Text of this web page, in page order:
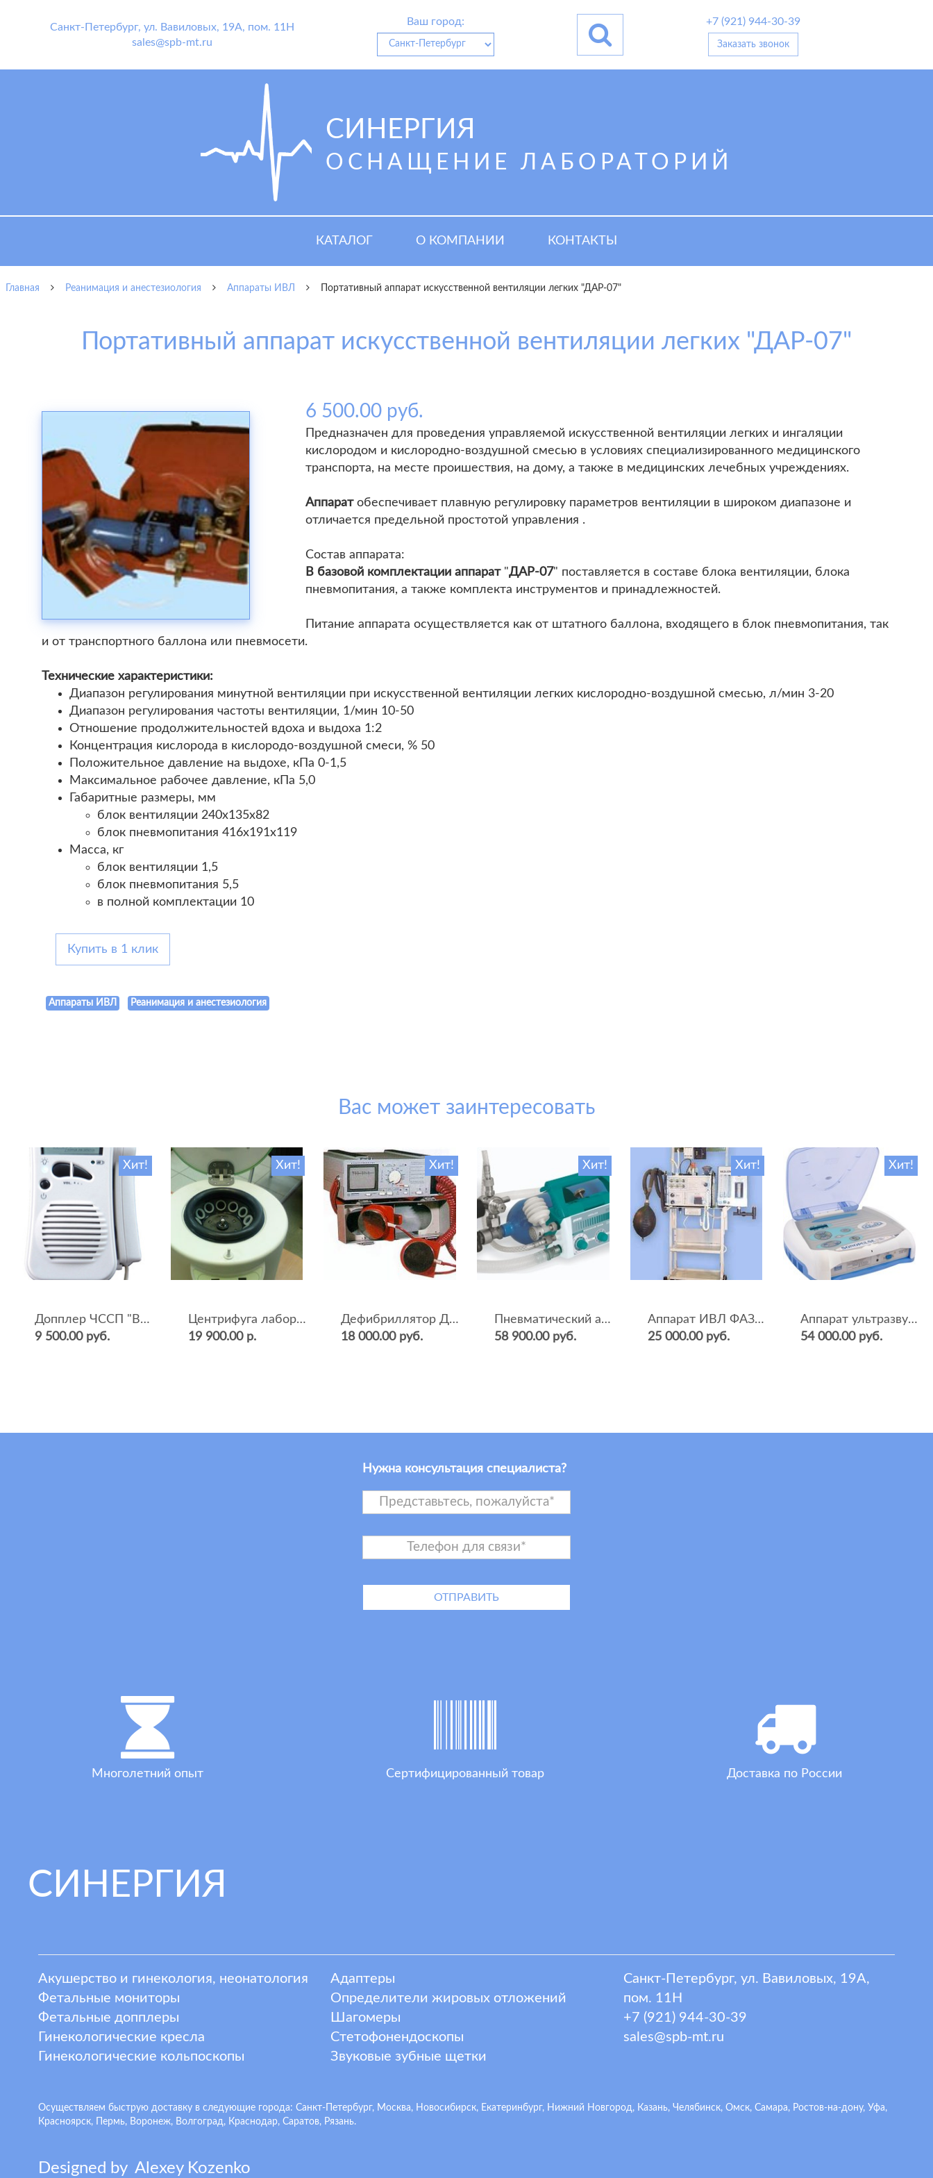
Санкт-Петербург, ул. Вавиловых, 19А, пом. 11Н
sales@spb-mt.ru
Ваш город: +7 (921) 944-30-39
Заказать звонок
СИНЕРГИЯ
ОСНАЩЕНИЕ ЛАБОРАТОРИЙ
КАТАЛОГ О КОМПАНИИ КОНТАКТЫ
Главная Реанимация и анестезиология Аппараты ИВЛ Портативный аппарат искусственной вентиляции легких "ДАР-07"
Портативный аппарат искусственной вентиляции легких "ДАР-07"
6 500.00 руб.
Предназначен для проведения управляемой искусственной вентиляции легких и ингаляции
кислородом и кислородно-воздушной смесью в условиях специализированного медицинского
транспорта, на месте проишествия, на дому, а также в медицинских лечебных учреждениях.
Аппаратобеспечивает плавную регулировку параметров вентиляции в широком диапазоне и
отличается предельной простотой управления .
Состав аппарата:
В базовой комплектации аппарат"ДАР-07" поставляется в составе блока вентиляции, блока
пневмопитания, а также комплекта инструментов и принадлежностей.
Питание аппарата осуществляется как от штатного баллона, входящего в блок пневмопитания, так
и от транспортного баллона или пневмосети.
Технические характеристики:
Диапазон регулирования минутной вентиляции при искусственной вентиляции легких кислородно-воздушной смесью, л/мин 3-20
Диапазон регулирования частоты вентиляции, 1/мин 10-50
Отношение продолжительностей вдоха и выдоха 1:2
Концентрация кислорода в кислородо-воздушной смеси, % 50
Положительное давление на выдохе, кПа 0-1,5
Максимальное рабочее давление, кПа 5,0
Габаритные размеры, мм
блок вентиляции 240х135х82
блок пневмопитания 416х191х119
Масса, кг
блок вентиляции 1,5
блок пневмопитания 5,5
в полной комплектации 10
Купить в 1 клик
Аппараты ИВЛ Реанимация и анестезиология
Вас может заинтересовать
Хит!
Допплер ЧССП "BF-500++" (фетальный, ультразвуковой)
9 500.00 руб.
Хит!
Центрифуга лабораторная СМ-12 (4000 об.мин, 12 пробирок)
19 900.00 р.
Хит!
Дефибриллятор ДКИ-Н-04
18 000.00 руб.
Хит!
Пневматический аппарат ИВЛ и оксигенотерапии портативный АИВЛп-2/20-«ТМТ»
58 900.00 руб.
Хит!
Аппарат ИВЛ ФАЗА-5НР
25 000.00 руб.
Хит!
Аппарат ультразвуковой терапии Sonopulse (мультичастотный 1 и 3 Мгц)
54 000.00 руб.
Нужна консультация специалиста?
Многолетний опыт Сертифицированный товар Доставка по России
СИНЕРГИЯ
Акушерство и гинекология, неонатология
Фетальные мониторы
Фетальные допплеры
Гинекологические кресла
Гинекологические кольпоскопы
Адаптеры
Определители жировых отложений
Шагомеры
Стетофонендоскопы
Звуковые зубные щетки
Санкт-Петербург, ул. Вавиловых, 19А,
пом. 11Н
+7 (921) 944-30-39
sales@spb-mt.ru
Осуществляем быструю доставку в следующие города: Санкт-Петербург, Москва, Новосибирск, Екатеринбург, Нижний Новгород, Казань, Челябинск, Омск, Самара, Ростов-на-дону, Уфа,
Красноярск, Пермь, Воронеж, Волгоград, Краснодар, Саратов, Рязань.
Designed by A lexey Kozenko